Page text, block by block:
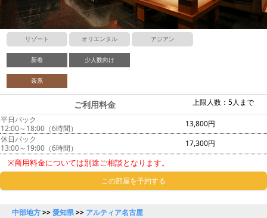
リゾート オリエンタル アジアン
新着 少人数向け
茶系
上限人数：5人まで
ご利用料金
平日パック
12:00～18:00（6時間）
13,800円
休日パック
13:00～19:00（6時間）
17,300円
※商用料金については別途ご相談となります。
この部屋を予約する
中部地方>>愛知県>> アルティア名古屋